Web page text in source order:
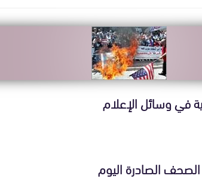
في وسائل الإعلام
الصحف الصادرة اليوم